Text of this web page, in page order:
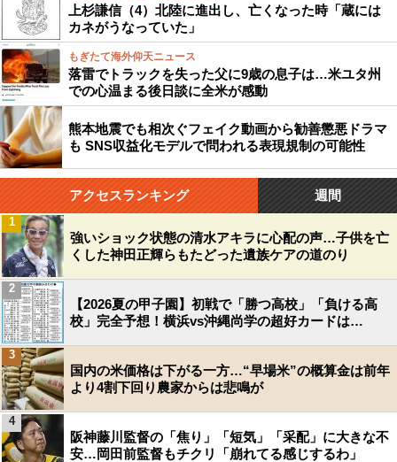
上杉謙信（4）北陸に進出し、亡くなった時「蔵には
カネがうなっていた」
もぎたて海外仰天ニュース
落雷でトラックを失った父に9歳の息子は…米ユタ州
での心温まる後日談に全米が感動
熊本地震でも相次ぐフェイク動画から勧善懲悪ドラマ
も SNS収益化モデルで問われる表現規制の可能性
アクセスランキング 週間
強いショック状態の清水アキラに心配の声…子供を亡
くした神田正輝らもたどった遺族ケアの道のり
1
【2026夏の甲子園】初戦で「勝つ高校」「負ける高
校」完全予想！横浜vs沖縄尚学の超好カードは…
2
国内の米価格は下がる一方…“早場米”の概算金は前年
より4割下回り農家からは悲鳴が
3
阪神藤川監督の「焦り」「短気」「采配」に大きな不
安…岡田前監督もチクリ「崩れてる感じするわ」
4